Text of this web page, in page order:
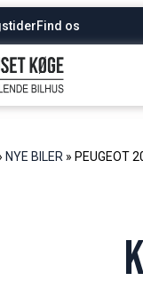
Find os
NYE BILER » PEUGEOT